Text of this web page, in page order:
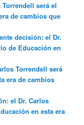
será el
de cambios que
decisión: el Dr.
de Educación en
Torrendell será
era de cambios
el Dr. Carlos
en esta era